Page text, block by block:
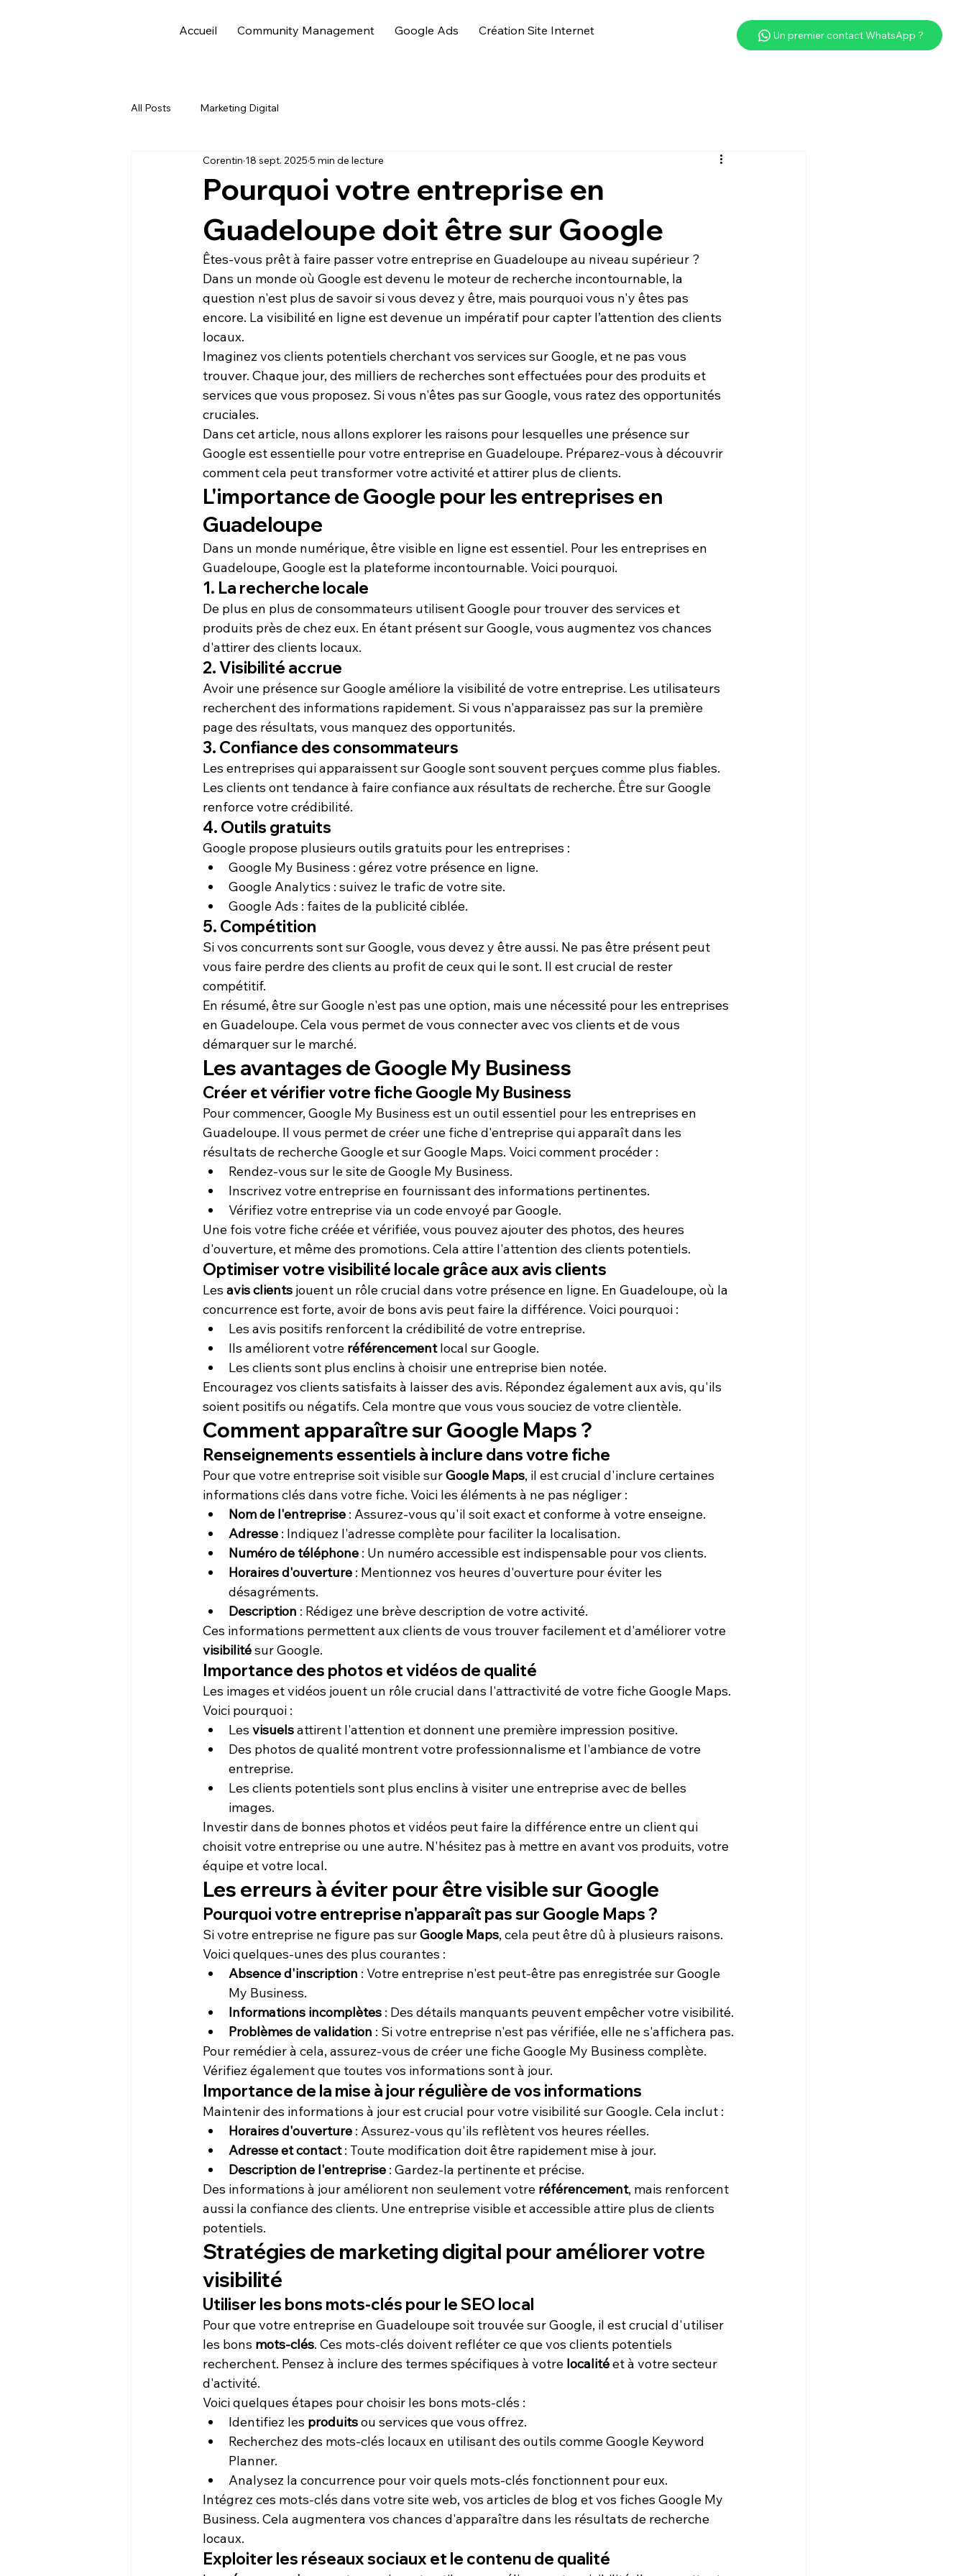
Accueil Community Management Google Ads Création Site Internet Un premier contact WhatsApp ?
All Posts Marketing Digital
Pourquoi votre entreprise en
Guadeloupe doit être sur Google
Corentin 18 sept. 2025 5 min de lecture
Êtes-vous prêt à faire passer votre entreprise en Guadeloupe au niveau supérieur ?
Dans un monde où Google est devenu le moteur de recherche incontournable, la
question n'est plus de savoir si vous devez y être, mais pourquoi vous n'y êtes pas
encore. La visibilité en ligne est devenue un impératif pour capter l’attention des clients
locaux.
Imaginez vos clients potentiels cherchant vos services sur Google, et ne pas vous
trouver. Chaque jour, des milliers de recherches sont effectuées pour des produits et
services que vous proposez. Si vous n'êtes pas sur Google, vous ratez des opportunités
cruciales.
Dans cet article, nous allons explorer les raisons pour lesquelles une présence sur
Google est essentielle pour votre entreprise en Guadeloupe. Préparez-vous à découvrir
comment cela peut transformer votre activité et attirer plus de clients.
L'importance de Google pour les entreprises en
Guadeloupe
Dans un monde numérique, être visible en ligne est essentiel. Pour les entreprises en
Guadeloupe, Google est la plateforme incontournable. Voici pourquoi.
1. La recherche locale
De plus en plus de consommateurs utilisent Google pour trouver des services et
produits près de chez eux. En étant présent sur Google, vous augmentez vos chances
d'attirer des clients locaux.
2. Visibilité accrue
Avoir une présence sur Google améliore la visibilité de votre entreprise. Les utilisateurs
recherchent des informations rapidement. Si vous n'apparaissez pas sur la première
page des résultats, vous manquez des opportunités.
3. Confiance des consommateurs
Les entreprises qui apparaissent sur Google sont souvent perçues comme plus fiables.
Les clients ont tendance à faire confiance aux résultats de recherche. Être sur Google
renforce votre crédibilité.
4. Outils gratuits
Google propose plusieurs outils gratuits pour les entreprises :
Google My Business : gérez votre présence en ligne.
Google Analytics : suivez le trafic de votre site.
Google Ads : faites de la publicité ciblée.
5. Compétition
Si vos concurrents sont sur Google, vous devez y être aussi. Ne pas être présent peut
vous faire perdre des clients au profit de ceux qui le sont. Il est crucial de rester
compétitif.
En résumé, être sur Google n'est pas une option, mais une nécessité pour les entreprises
en Guadeloupe. Cela vous permet de vous connecter avec vos clients et de vous
démarquer sur le marché.
Les avantages de Google My Business
Créer et vérifier votre fiche Google My Business
Pour commencer, Google My Business est un outil essentiel pour les entreprises en
Guadeloupe. Il vous permet de créer une fiche d'entreprise qui apparaît dans les
résultats de recherche Google et sur Google Maps. Voici comment procéder :
Rendez-vous sur le site de Google My Business.
Inscrivez votre entreprise en fournissant des informations pertinentes.
Vérifiez votre entreprise via un code envoyé par Google.
Une fois votre fiche créée et vérifiée, vous pouvez ajouter des photos, des heures
d'ouverture, et même des promotions. Cela attire l'attention des clients potentiels.
Optimiser votre visibilité locale grâce aux avis clients
Les avis clients jouent un rôle crucial dans votre présence en ligne. En Guadeloupe, où la
concurrence est forte, avoir de bons avis peut faire la différence. Voici pourquoi :
Les avis positifs renforcent la crédibilité de votre entreprise.
Ils améliorent votre référencement local sur Google.
Les clients sont plus enclins à choisir une entreprise bien notée.
Encouragez vos clients satisfaits à laisser des avis. Répondez également aux avis, qu'ils
soient positifs ou négatifs. Cela montre que vous vous souciez de votre clientèle.
Comment apparaître sur Google Maps ?
Renseignements essentiels à inclure dans votre fiche
Pour que votre entreprise soit visible sur Google Maps, il est crucial d'inclure certaines
informations clés dans votre fiche. Voici les éléments à ne pas négliger :
Nom de l'entreprise : Assurez-vous qu'il soit exact et conforme à votre enseigne.
Adresse : Indiquez l'adresse complète pour faciliter la localisation.
Numéro de téléphone : Un numéro accessible est indispensable pour vos clients.
Horaires d'ouverture : Mentionnez vos heures d'ouverture pour éviter les
désagréments.
Description : Rédigez une brève description de votre activité.
Ces informations permettent aux clients de vous trouver facilement et d'améliorer votre
visibilité sur Google.
Importance des photos et vidéos de qualité
Les images et vidéos jouent un rôle crucial dans l'attractivité de votre fiche Google Maps.
Voici pourquoi :
Les visuels attirent l'attention et donnent une première impression positive.
Des photos de qualité montrent votre professionnalisme et l'ambiance de votre
entreprise.
Les clients potentiels sont plus enclins à visiter une entreprise avec de belles
images.
Investir dans de bonnes photos et vidéos peut faire la différence entre un client qui
choisit votre entreprise ou une autre. N'hésitez pas à mettre en avant vos produits, votre
équipe et votre local.
Les erreurs à éviter pour être visible sur Google
Pourquoi votre entreprise n'apparaît pas sur Google Maps ?
Si votre entreprise ne figure pas sur Google Maps, cela peut être dû à plusieurs raisons.
Voici quelques-unes des plus courantes :
Absence d'inscription : Votre entreprise n'est peut-être pas enregistrée sur Google
My Business.
Informations incomplètes : Des détails manquants peuvent empêcher votre visibilité.
Problèmes de validation : Si votre entreprise n'est pas vérifiée, elle ne s'affichera pas.
Pour remédier à cela, assurez-vous de créer une fiche Google My Business complète.
Vérifiez également que toutes vos informations sont à jour.
Importance de la mise à jour régulière de vos informations
Maintenir des informations à jour est crucial pour votre visibilité sur Google. Cela inclut :
Horaires d'ouverture : Assurez-vous qu'ils reflètent vos heures réelles.
Adresse et contact : Toute modification doit être rapidement mise à jour.
Description de l'entreprise : Gardez-la pertinente et précise.
Des informations à jour améliorent non seulement votre référencement, mais renforcent
aussi la confiance des clients. Une entreprise visible et accessible attire plus de clients
potentiels.
Stratégies de marketing digital pour améliorer votre
visibilité
Utiliser les bons mots-clés pour le SEO local
Pour que votre entreprise en Guadeloupe soit trouvée sur Google, il est crucial d'utiliser
les bons mots-clés. Ces mots-clés doivent refléter ce que vos clients potentiels
recherchent. Pensez à inclure des termes spécifiques à votre localité et à votre secteur
d'activité.
Voici quelques étapes pour choisir les bons mots-clés :
Identifiez les produits ou services que vous offrez.
Recherchez des mots-clés locaux en utilisant des outils comme Google Keyword
Planner.
Analysez la concurrence pour voir quels mots-clés fonctionnent pour eux.
Intégrez ces mots-clés dans votre site web, vos articles de blog et vos fiches Google My
Business. Cela augmentera vos chances d'apparaître dans les résultats de recherche
locaux.
Exploiter les réseaux sociaux et le contenu de qualité